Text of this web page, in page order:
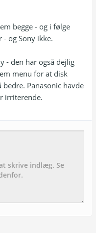
begge - og i følge
og Sony ikke.
- den har også dejlig
menu for at disk
Panasonic havde
irriterende.